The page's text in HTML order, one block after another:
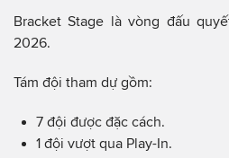
Bracket Stage là vòng đấu
2026.
Tám đội tham dự gồm:
7 đội được đặc cách.
1 đội vượt qua Play-In.